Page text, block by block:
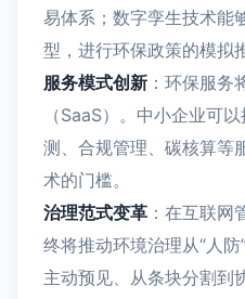
易体系；数字孪生技术能
型，进行环保政策的模拟
服务模式创新 ：环保服务
（SaaS）。中小企业可
测、合规管理、碳核算等
术的门槛。
治理范式变革 ：在互联网
终将推动环境治理从“人
主动预见、从条块分割到